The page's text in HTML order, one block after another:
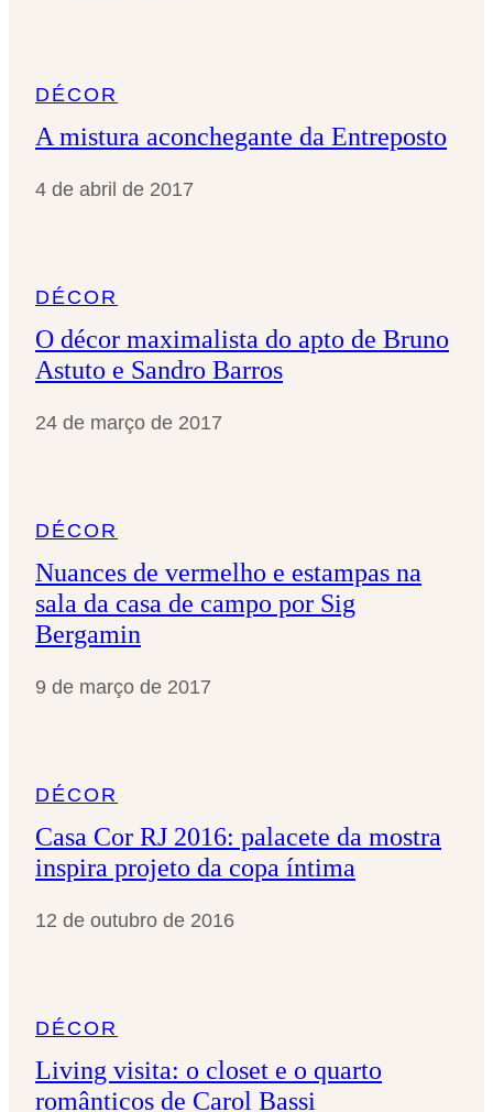
DÉCOR
A mistura aconchegante da Entreposto
4 de abril de 2017
DÉCOR
O décor maximalista do apto de Bruno
Astuto e Sandro Barros
24 de março de 2017
DÉCOR
Nuances de vermelho e estampas na
sala da casa de campo por Sig
Bergamin
9 de março de 2017
DÉCOR
Casa Cor RJ 2016: palacete da mostra
inspira projeto da copa íntima
12 de outubro de 2016
DÉCOR
Living visita: o closet e o quarto
românticos de Carol Bassi